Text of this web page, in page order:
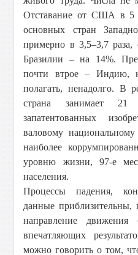
Отставание от США в 5
основных стран
примерно в 3,5–3,7
Бразилии – на 14%.
почти втрое – Индию,
полагать, ненадолго. В
страна занимает 21
запатентованных
валовому
наиболее
уровню жизни, 97-е
населения.
Процессы падения,
данные приблизительны,
направление движения
впечатляющих
можно говорить о том,